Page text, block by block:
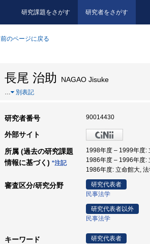
研究課題をさがす 研究者をさがす
前のページに戻る
長尾 治助 NAGAO Jisuke
… 別表記
研究者番号 90014430
外部サイト
所属 (過去の研究課題
情報に基づく) *注記
1998年度 – 1999年度:
1986年度 – 1996年度:
1986年度: 立命館大,
審査区分/研究分野
研究代表者
民事法学
研究代表者以外
民事法学
キーワード
研究代表者